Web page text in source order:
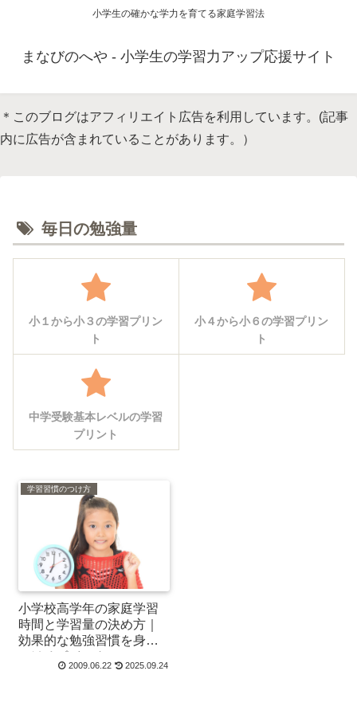
小学生の確かな学力を育てる家庭学習法
まなびのへや - 小学生の学習力アップ応援サイト
＊このブログはアフィリエイト広告を利用しています。(記事
内に広告が含まれていることがあります。）
毎日の勉強量
小１から小３の学習プリン
ト
小４から小６の学習プリン
ト
中学受験基本レベルの学習
プリント
学習習慣のつけ方
小学校高学年の家庭学習
時間と学習量の決め方｜
効果的な勉強習慣を身に
つけるポイント
2009.06.22 2025.09.24